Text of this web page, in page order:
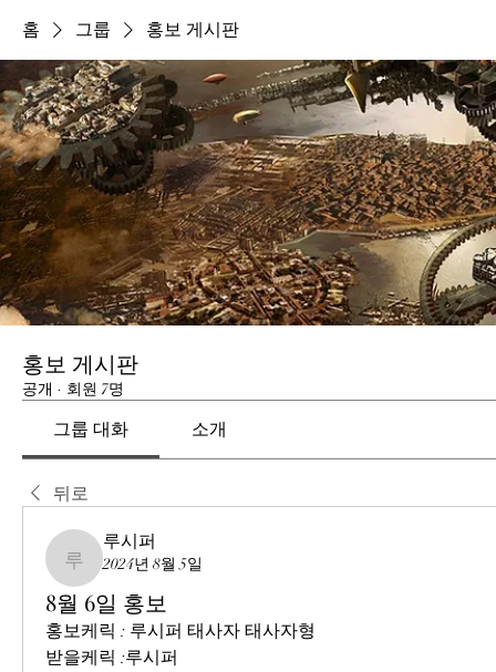
홈 그룹 홍보 게시판
홍보 게시판
공개 · 회원 7명
그룹 대화 소개
뒤로
루시퍼
루시퍼
2024년 8월 5일
8월 6일 홍보
홍보케릭 : 루시퍼 태사자 태사자형
받을케릭 :루시퍼